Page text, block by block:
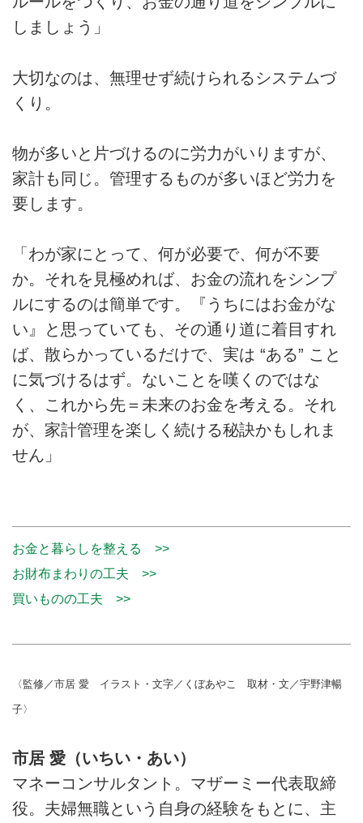
しましょう」
大切なのは、無理せず続けられるシステムづ
くり。
物が多いと片づけるのに労力がいりますが、
家計も同じ。管理するものが多いほど労力を
要します。
「わが家にとって、何が必要で、何が不要
か。それを見極めれば、お金の流れをシンプ
ルにするのは簡単です。『うちにはお金がな
い』と思っていても、その通り道に着目すれ
ば、散らかっているだけで、実は “ある” こと
に気づけるはず。ないことを嘆くのではな
く、これから先＝未来のお金を考える。それ
が、家計管理を楽しく続ける秘訣かもしれま
せん」
お金と暮らしを整える >>
お財布まわりの工夫 >>
買いものの工夫 >>
〈監修／市居 愛 イラスト・文字／くぼあやこ 取材・文／宇野津暢
子〉
市居 愛（いちい・あい）
マネーコンサルタント。マザーミー代表取締
役。夫婦無職という自身の経験をもとに、主